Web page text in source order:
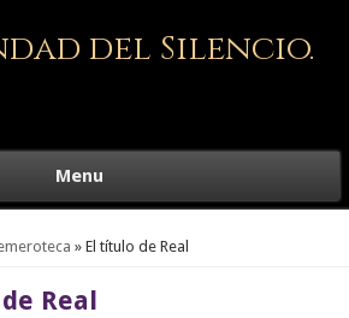
del Silencio.
Menu
usted aquí
» El título de Real
Real